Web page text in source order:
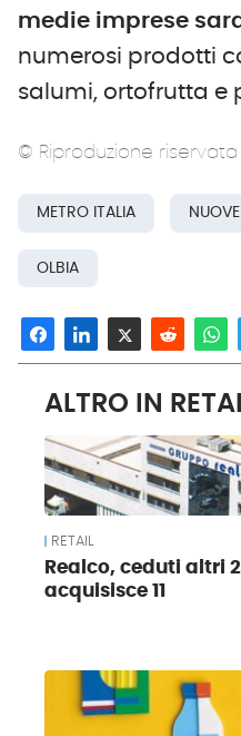
medie imprese
numerosi prodotti
salumi, ortofrutta e
© Riproduzione riservata
METRO ITALIA
OLBIA
ALTRO IN
RETAIL
Realco, ceduti altri
acquisisce 11